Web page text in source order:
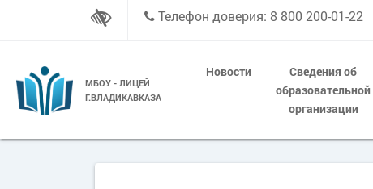
Телефон доверия: 8 800 200-01-22
МБОУ - ЛИЦЕЙ
Г.ВЛАДИКАВКАЗА
Новости
Сведения об
образовательной
организации